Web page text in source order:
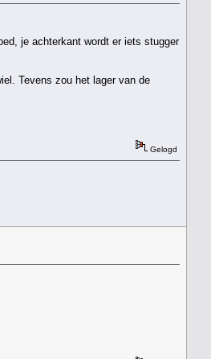
je achterkant wordt er iets stugger
Tevens zou het lager van de
Gelogd